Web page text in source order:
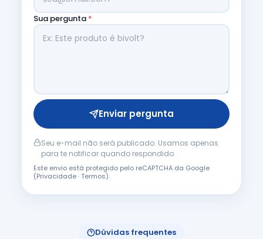
Sua pergunta *
Enviar pergunta
Seu e-mail não será publicado. Usamos apenas
para te notificar quando respondido.
Este envio está protegido pelo reCAPTCHA da Google
(Privacidade·Termos).
Dúvidas frequentes